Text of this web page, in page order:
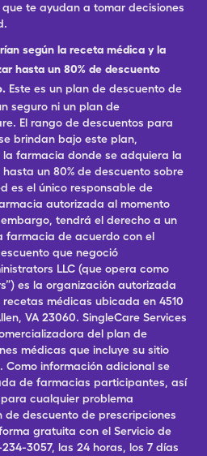
te ayudan a tomar decisiones
según la receta médica y la
hasta un 80% de descuento
Este es un plan de descuento de
seguro ni un plan de
El rango de descuentos para
brindan bajo este plan,
farmacia donde se adquiera la
un 80% de descuento sobre
es el único responsable de
autorizada al momento
tendrá el derecho a un
farmacia de acuerdo con el
que negoció
LLC (que opera como
es la organización autorizada
médicas ubicada en 4510
VA 23060. SingleCare Services
del plan de
médicas que incluye su sitio
Como información adicional se
de farmacias participantes, así
cualquier problema
descuento de prescripciones
gratuita con el Servicio de
3057, las 24 horas, los 7 días